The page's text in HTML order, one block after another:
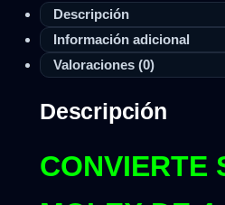
Descripción
Información adicional
Valoraciones (0)
Descripción
CONVIERTE